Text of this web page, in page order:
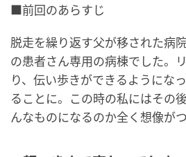
■前回のあらすじ
脱走を繰り返す父が移された病
の患者さん専用の病棟でした。
り、伝い歩きができるようにな
ることに。この時の私にはその
んなものになるのか全く想像が